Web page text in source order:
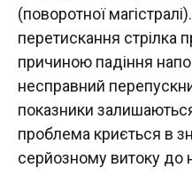
(поворотної
перетискання стрілка
причиною падіння
несправний
показники
проблема криється в
серйозному витоку до